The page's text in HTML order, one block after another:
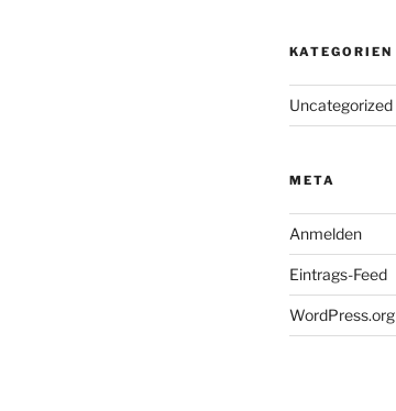
KATEGORIEN
Uncategorized
META
Anmelden
Eintrags-Feed
WordPress.org